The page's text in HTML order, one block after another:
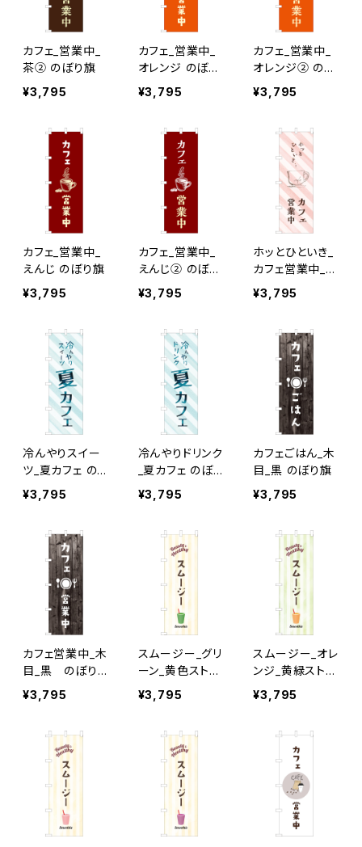
カフェ_営業中_
茶② のぼり旗
¥3,795
カフェ_営業中_
オレンジ のぼり
旗
¥3,795
カフェ_営業中_
オレンジ② のぼ
り旗
¥3,795
カフェ_営業中_
えんじ のぼり旗
¥3,795
カフェ_営業中_
えんじ② のぼり
旗
¥3,795
ホッとひといき_
カフェ営業中_ピ
ンクストライプ
のぼり旗
¥3,795
冷んやりスイー
ツ_夏カフェ の
ぼり旗
¥3,795
冷んやりドリンク
_夏カフェ のぼり
旗
¥3,795
カフェごはん_木
目_黒 のぼり旗
¥3,795
カフェ営業中_木
目_黒 のぼり
旗
¥3,795
スムージー_グリ
ーン_黄色ストラ
イプ のぼり旗
¥3,795
スムージー_オレ
ンジ_黄緑ストラ
イプ のぼり旗
¥3,795